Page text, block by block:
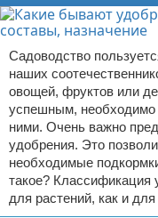
Садоводство
наших
овощей, фруктов или
успешным, необходимо
ними. Очень важно
удобрения. Это
необходимые
такое? Классификация
для растений, как и